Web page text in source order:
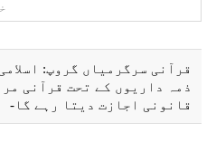
قرآنی سرگرمياں گروپ:
ذمہ داريوں كے تحت قرآنی
قانونی اجازت ديتا رہے گا-